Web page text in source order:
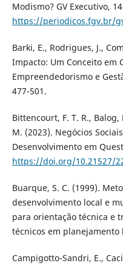
Modismo? GV Executivo,
https://periodicos.fgv.br/
Barki, E., Rodrigues, J.,
Impacto: Um Conceito em
Empreendedorismo e
477-501.
Bittencourt, F. T. R., Balog,
M. (2023). Negócios
Desenvolvimento em
https://doi.org/10.21527/
Buarque, S. C. (1999).
desenvolvimento local e
para orientação técnica e
técnicos em planejamento
Campigotto-Sandri, E.,